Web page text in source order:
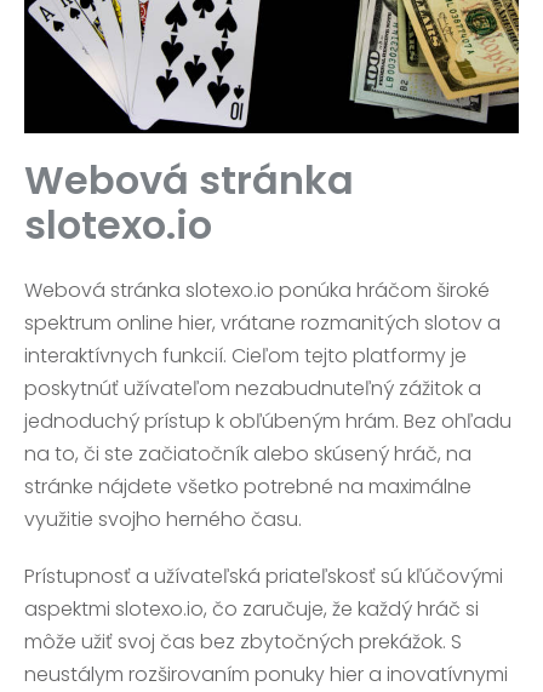
Webová stránka
slotexo.io
Webová stránka slotexo.io ponúka hráčom široké
spektrum online hier, vrátane rozmanitých slotov a
interaktívnych funkcií. Cieľom tejto platformy je
poskytnúť užívateľom nezabudnuteľný zážitok a
jednoduchý prístup k obľúbeným hrám. Bez ohľadu
na to, či ste začiatočník alebo skúsený hráč, na
stránke nájdete všetko potrebné na maximálne
využitie svojho herného času.
Prístupnosť a užívateľská priateľskosť sú kľúčovými
aspektmi slotexo.io, čo zaručuje, že každý hráč si
môže užiť svoj čas bez zbytočných prekážok. S
neustálym rozširovaním ponuky hier a inovatívnymi